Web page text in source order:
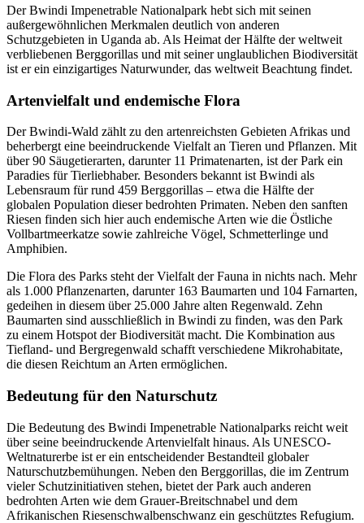
Der Bwindi Impenetrable Nationalpark hebt sich mit seinen
außergewöhnlichen Merkmalen deutlich von anderen
Schutzgebieten in Uganda ab. Als Heimat der Hälfte der weltweit
verbliebenen Berggorillas und mit seiner unglaublichen Biodiversität
ist er ein einzigartiges Naturwunder, das weltweit Beachtung findet.
Artenvielfalt und endemische Flora
Der Bwindi-Wald zählt zu den artenreichsten Gebieten Afrikas und
beherbergt eine beeindruckende Vielfalt an Tieren und Pflanzen. Mit
über 90 Säugetierarten, darunter 11 Primatenarten, ist der Park ein
Paradies für Tierliebhaber. Besonders bekannt ist Bwindi als
Lebensraum für rund 459 Berggorillas – etwa die Hälfte der
globalen Population dieser bedrohten Primaten. Neben den sanften
Riesen finden sich hier auch endemische Arten wie die Östliche
Vollbartmeerkatze sowie zahlreiche Vögel, Schmetterlinge und
Amphibien.
Die Flora des Parks steht der Vielfalt der Fauna in nichts nach. Mehr
als 1.000 Pflanzenarten, darunter 163 Baumarten und 104 Farnarten,
gedeihen in diesem über 25.000 Jahre alten Regenwald. Zehn
Baumarten sind ausschließlich in Bwindi zu finden, was den Park
zu einem Hotspot der Biodiversität macht. Die Kombination aus
Tiefland- und Bergregenwald schafft verschiedene Mikrohabitate,
die diesen Reichtum an Arten ermöglichen.
Bedeutung für den Naturschutz
Die Bedeutung des Bwindi Impenetrable Nationalparks reicht weit
über seine beeindruckende Artenvielfalt hinaus. Als UNESCO-
Weltnaturerbe ist er ein entscheidender Bestandteil globaler
Naturschutzbemühungen. Neben den Berggorillas, die im Zentrum
vieler Schutzinitiativen stehen, bietet der Park auch anderen
bedrohten Arten wie dem Grauer-Breitschnabel und dem
Afrikanischen Riesenschwalbenschwanz ein geschütztes Refugium.